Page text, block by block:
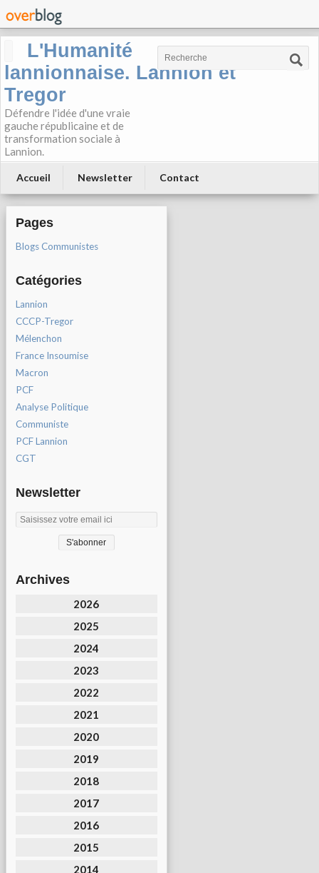
L'Humanité
lannionnaise. Lannion et
Tregor
Défendre l'idée d'une vraie
gauche républicaine et de
transformation sociale à
Lannion.
Accueil Newsletter Contact
Pages
Blogs Communistes
Catégories
Lannion
CCCP-Tregor
Mélenchon
France Insoumise
Macron
PCF
Analyse Politique
Communiste
PCF Lannion
CGT
Newsletter
Archives
2026
2025
2024
2023
2022
2021
2020
2019
2018
2017
2016
2015
2014